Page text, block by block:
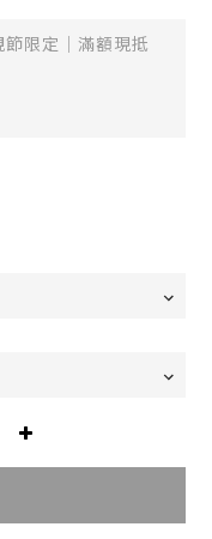
限定｜滿額現抵